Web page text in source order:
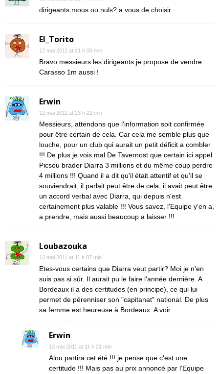
dirigeants mous ou nuls? a vous de choisir.
El_Torito
12 mai 2011 at 21 h 00 min
Bravo messieurs les dirigeants je propose de vendre
Carasso 1m aussi !
Erwin
12 mai 2011 at 23 h 22 min
Messieurs, attendons que l'information soit confirmée
pour être certain de cela. Car cela me semble plus que
louche, pour un club qui aurait un petit déficit a combler
!!! De plus je vois mal De Tavernost que certain ici appel
Picsou brader Diarra 3 millions et du même coup perdre
4 millions !!! Quand il a dit qu'il était attentif et qu'il se
souviendrait, il parlait peut être de cela, il avait peut être
un accord verbal avec Diarra, qui depuis n'est
certainement plus valable !!! Vous savez, l'Equipe y'en a,
a prendre, mais aussi beaucoup a laisser !!!
Loubazouka
13 mai 2011 at 11 h 07 min
Etes-vous certains que Diarra veut partir? Moi je n'en
suis pas si sûr. Il aurait pu le faire l'année dernière. A
Bordeaux il a des certitudes (en principe), ce qui lui
permet de pérenniser son "capitanat" national. De plus
sa femme est heureuse à Bordeaux. A voir..
Erwin
13 mai 2011 at 11 h 21 min
Alou partira cet été !!! je pense que c'est une
certitude !!! Mais pas au prix annoncé par l'Equipe